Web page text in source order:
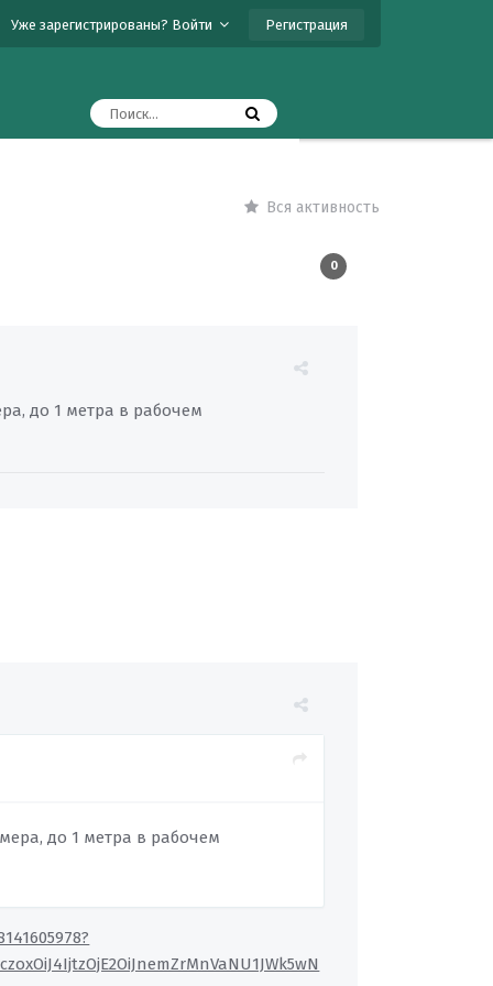
Уже зарегистрированы? Войти Регистрация
Вся активность
0
до 1 метра в рабочем
до 1 метра в рабочем